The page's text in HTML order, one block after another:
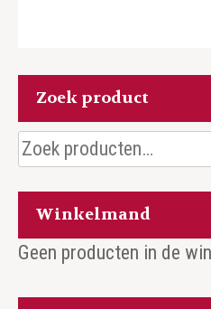
Zoek product
Zoeken
naar:
Winkelmand
Geen producten in de